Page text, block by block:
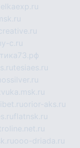
c.ru
tesiaes.ru
orior-aks.ru
flatnsk.ru
ooo-driada.ru